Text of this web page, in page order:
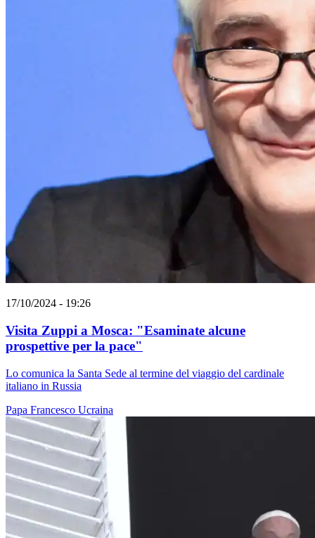
17/10/2024 - 19:26
Visita Zuppi a Mosca: "Esaminate alcune
prospettive per la pace"
Lo comunica la Santa Sede al termine del viaggio del cardinale
italiano in Russia
Papa Francesco Ucraina